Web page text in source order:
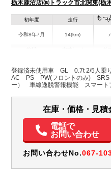
栃木鹿沼店/㈱トラック市北関東(栃
初年度
令和8年7月
走行
14(km)
栃木県
パワステ パワーウィンド
取扱説明書（一部含む）
もっ
登録済未使用車 GL 0.7t 2/5人乗り 5ドア ガソリン 4WD AT
AC PS PW(フロントのみ) SRS
ー） 車線逸脱警報機能 スマート
在庫・価格・見積
電話で
お問い合わせ
お問い合わせNo.067-